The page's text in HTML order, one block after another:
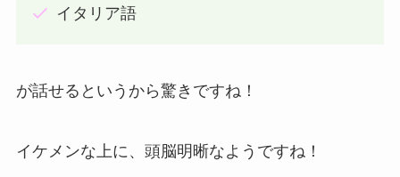
イタリア語
が話せるというから驚きですね！
イケメンな上に、頭脳明晰なようですね！